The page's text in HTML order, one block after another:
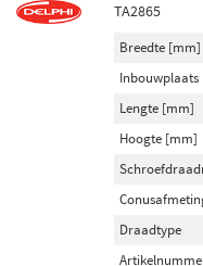
TA2865
Breedte [mm]
Inbouwplaats
Lengte [mm]
Hoogte [mm]
Draadtype